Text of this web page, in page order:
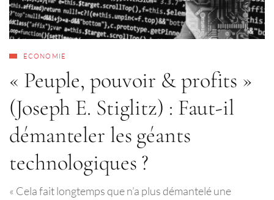
ECONOMIE
« Peuple, pouvoir & profits »
(Joseph E. Stiglitz) : Faut-il
démanteler les géants
technologiques ?
« Cela fait longtemps que n’a plus démantelé une